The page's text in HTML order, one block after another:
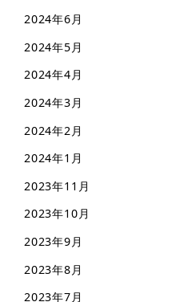
2024年6月
2024年5月
2024年4月
2024年3月
2024年2月
2024年1月
2023年11月
2023年10月
2023年9月
2023年8月
2023年7月